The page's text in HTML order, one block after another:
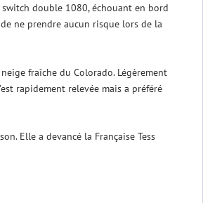
double 1080, échouant en bord
ne prendre aucun risque lors de la
fraîche du Colorado. Légèrement
rapidement relevée mais a préféré
Elle a devancé la Française Tess